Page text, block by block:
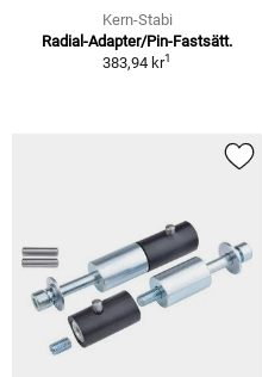
Kern-Stabi
Radial-Adapter/Pin-Fastsätt.
383,94 kr1